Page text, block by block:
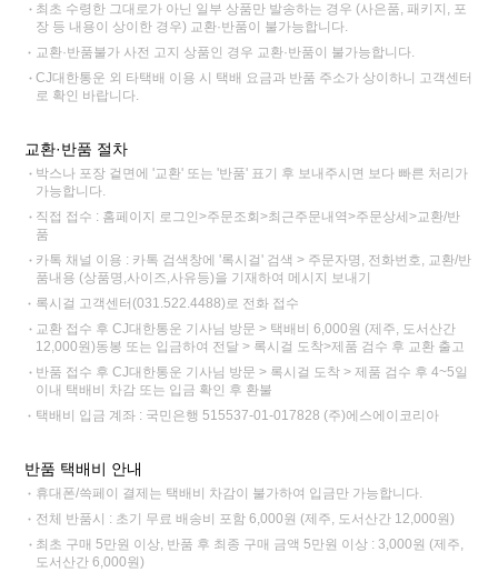
최초 수령한 그대로가 아닌 일부 상품만 발송하는 경우 (사은품, 패키지, 포
장 등 내용이 상이한 경우) 교환·반품이 불가능합니다.
교환·반품불가 사전 고지 상품인 경우 교환·반품이 불가능합니다.
CJ대한통운 외 타택배 이용 시 택배 요금과 반품 주소가 상이하니 고객센터
로 확인 바랍니다.
교환·반품 절차
박스나 포장 겉면에 '교환' 또는 '반품' 표기 후 보내주시면 보다 빠른 처리가
가능합니다.
직접 접수 : 홈페이지 로그인>주문조회>최근주문내역>주문상세>교환/반
품
카톡 채널 이용 : 카톡 검색창에 '록시걸' 검색 > 주문자명, 전화번호, 교환/반
품내용 (상품명,사이즈,사유등)을 기재하여 메시지 보내기
록시걸 고객센터(031.522.4488)로 전화 접수
교환 접수 후 CJ대한통운 기사님 방문 > 택배비 6,000원 (제주, 도서산간
12,000원)동봉 또는 입금하여 전달 > 록시걸 도착>제품 검수 후 교환 출고
반품 접수 후 CJ대한통운 기사님 방문 > 록시걸 도착 > 제품 검수 후 4~5일
이내 택배비 차감 또는 입금 확인 후 환불
택배비 입금 계좌 : 국민은행 515537-01-017828 (주)에스에이코리아
반품 택배비 안내
휴대폰/쓱페이 결제는 택배비 차감이 불가하여 입금만 가능합니다.
전체 반품시 : 초기 무료 배송비 포함 6,000원 (제주, 도서산간 12,000원)
최초 구매 5만원 이상, 반품 후 최종 구매 금액 5만원 이상 : 3,000원 (제주,
도서산간 6,000원)